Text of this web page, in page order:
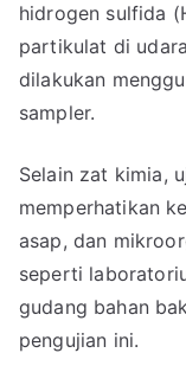
hidrogen sulfida
partikulat di
dilakukan
sampler.
Selain zat kimia,
memperhatikan
asap, dan
seperti
gudang bahan
pengujian ini.